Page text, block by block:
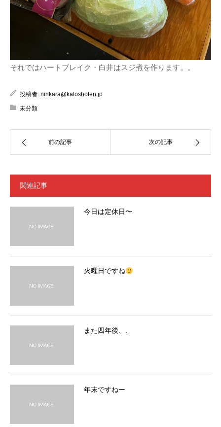
それではハートブレイク・白井はスジ煮を作ります。。
投稿者: ninkara@katoshoten.jp
未分類
前の記事 次の記事
関連記事
今日は定休日〜
火曜日ですね
また四年後、、
年末ですねー